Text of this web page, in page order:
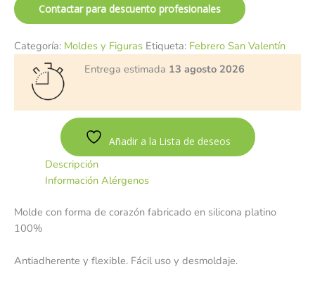
Contactar para descuento profesionales
Categoría: Moldes y Figuras Etiqueta: Febrero San Valentín
Entrega estimada 13 agosto 2026
Añadir a la Lista de deseos
Descripción
Información Alérgenos
Molde con forma de corazón fabricado en silicona platino
100%
Antiadherente y flexible. Fácil uso y desmoldaje.